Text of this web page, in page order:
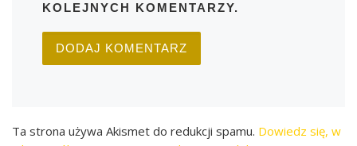
KOLEJNYCH KOMENTARZY.
Ta strona używa Akismet do redukcji spamu. Dowiedz się, w